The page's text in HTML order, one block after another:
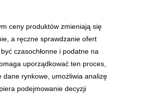
ceny produktów zmieniają się
a ręczne sprawdzanie ofert
czasochłonne i podatne na
uporządkować ten proces,
dane rynkowe, umożliwia analizę
podejmowanie decyzji